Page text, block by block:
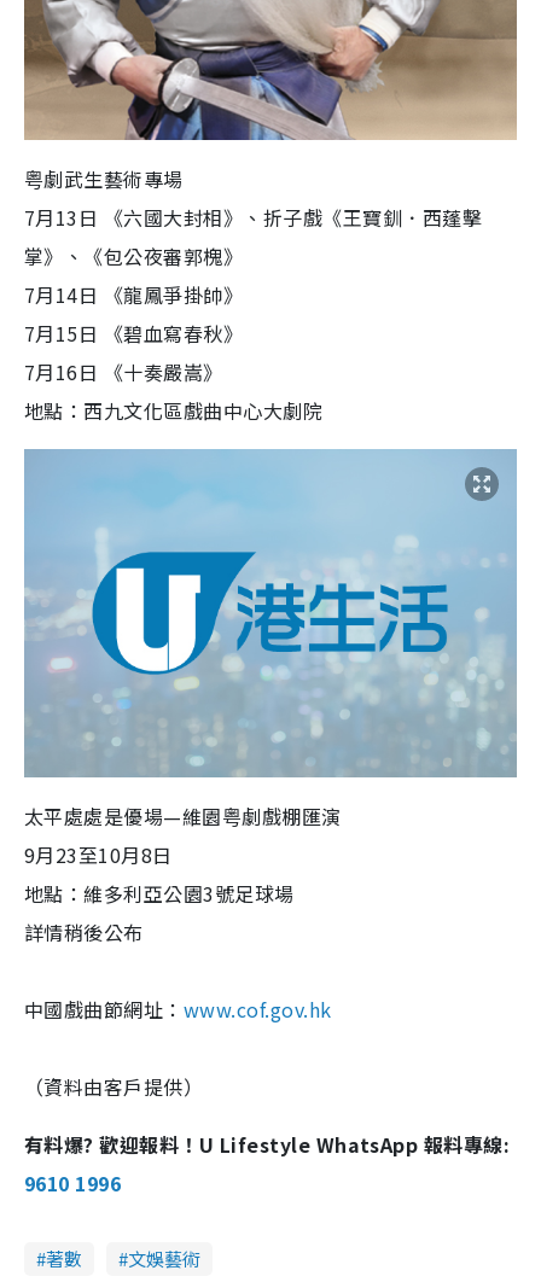
粤劇武生藝術專場
7月13日 《六國大封相》、折子戲《王寶釧．西蓬擊
掌》、《包公夜審郭槐》
7月14日 《龍鳳爭掛帥》
7月15日 《碧血寫春秋》
7月16日 《十奏嚴嵩》
地點：西九文化區戲曲中心大劇院
太平處處是優場—維園粤劇戲棚匯演
9月23至10月8日
地點：維多利亞公園3號足球場
詳情稍後公布
中國戲曲節網址： www.cof.gov.hk
（資料由客戶提供）
有料爆? 歡迎報料！U Lifestyle WhatsApp 報料專線:
9610 1996
著數 文娛藝術